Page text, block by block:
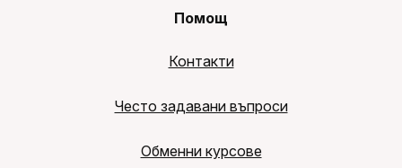
Помощ
Контакти
Често задавани въпроси
Обменни курсове